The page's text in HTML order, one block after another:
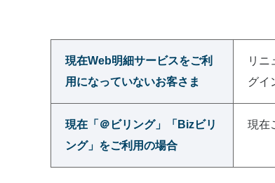
現在Web明細サービスをご利
用になっていないお客さま
リニ
グイ
現在「＠ビリング」「Bizビリ
ング」をご利用の場合
現在